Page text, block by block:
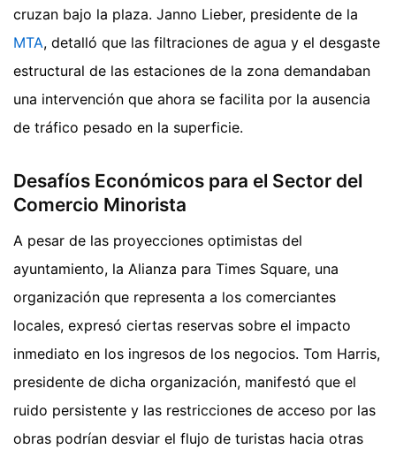
cruzan bajo la plaza. Janno Lieber, presidente de la
MTA, detalló que las filtraciones de agua y el desgaste
estructural de las estaciones de la zona demandaban
una intervención que ahora se facilita por la ausencia
de tráfico pesado en la superficie.
Desafíos Económicos para el Sector del
Comercio Minorista
A pesar de las proyecciones optimistas del
ayuntamiento, la Alianza para Times Square, una
organización que representa a los comerciantes
locales, expresó ciertas reservas sobre el impacto
inmediato en los ingresos de los negocios. Tom Harris,
presidente de dicha organización, manifestó que el
ruido persistente y las restricciones de acceso por las
obras podrían desviar el flujo de turistas hacia otras